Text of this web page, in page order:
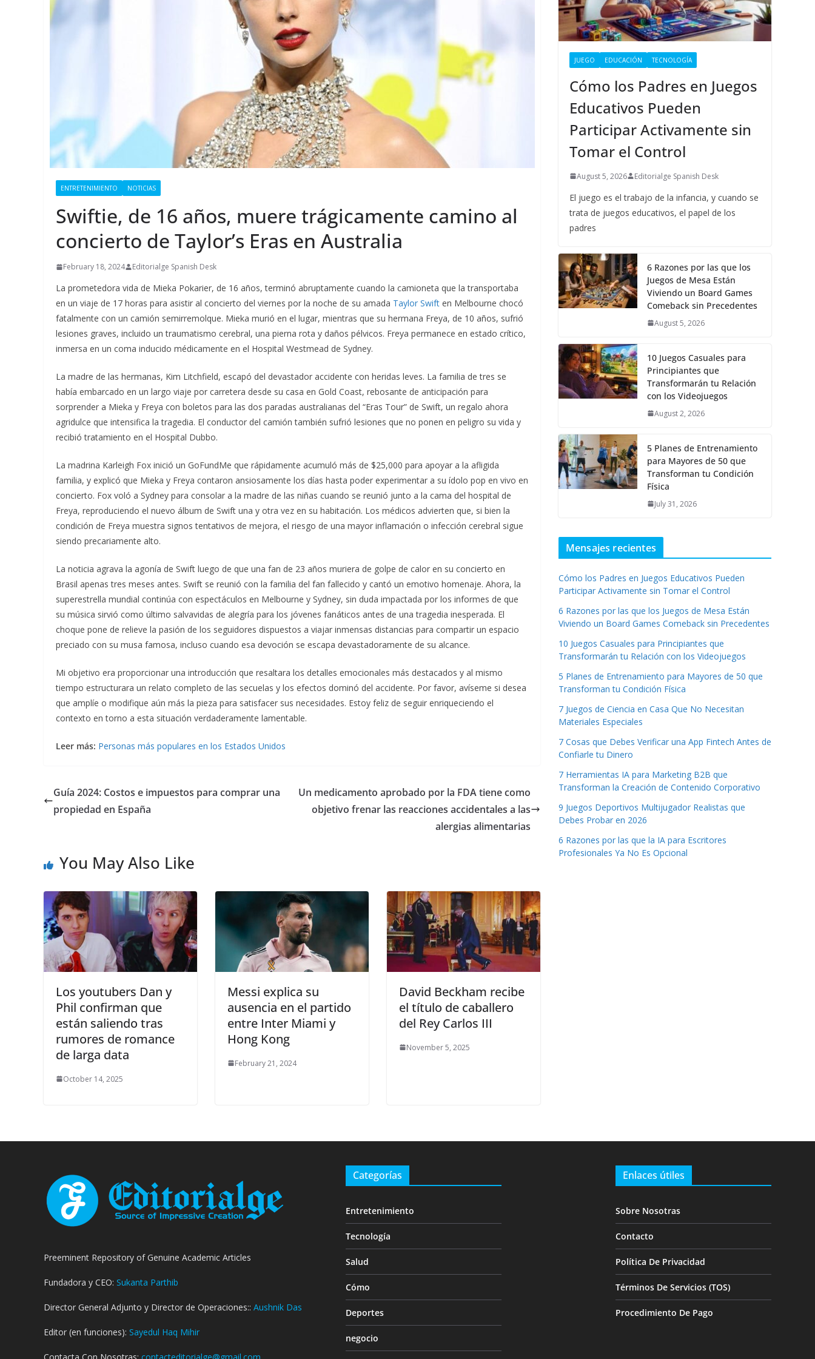
ENTRETENIMIENTO NOTICIAS
Swiftie, de 16 años, muere trágicamente camino al
concierto de Taylor’s Eras en Australia
February 18, 2024 Editorialge Spanish Desk
La prometedora vida de Mieka Pokarier, de 16 años, terminó abruptamente cuando la camioneta que la transportaba
en un viaje de 17 horas para asistir al concierto del viernes por la noche de su amada Taylor Swift en Melbourne chocó
fatalmente con un camión semirremolque. Mieka murió en el lugar, mientras que su hermana Freya, de 10 años, sufrió
lesiones graves, incluido un traumatismo cerebral, una pierna rota y daños pélvicos. Freya permanece en estado crítico,
inmersa en un coma inducido médicamente en el Hospital Westmead de Sydney.
La madre de las hermanas, Kim Litchfield, escapó del devastador accidente con heridas leves. La familia de tres se
había embarcado en un largo viaje por carretera desde su casa en Gold Coast, rebosante de anticipación para
sorprender a Mieka y Freya con boletos para las dos paradas australianas del “Eras Tour” de Swift, un regalo ahora
agridulce que intensifica la tragedia. El conductor del camión también sufrió lesiones que no ponen en peligro su vida y
recibió tratamiento en el Hospital Dubbo.
La madrina Karleigh Fox inició un GoFundMe que rápidamente acumuló más de $25,000 para apoyar a la afligida
familia, y explicó que Mieka y Freya contaron ansiosamente los días hasta poder experimentar a su ídolo pop en vivo en
concierto. Fox voló a Sydney para consolar a la madre de las niñas cuando se reunió junto a la cama del hospital de
Freya, reproduciendo el nuevo álbum de Swift una y otra vez en su habitación. Los médicos advierten que, si bien la
condición de Freya muestra signos tentativos de mejora, el riesgo de una mayor inflamación o infección cerebral sigue
siendo precariamente alto.
La noticia agrava la agonía de Swift luego de que una fan de 23 años muriera de golpe de calor en su concierto en
Brasil apenas tres meses antes. Swift se reunió con la familia del fan fallecido y cantó un emotivo homenaje. Ahora, la
superestrella mundial continúa con espectáculos en Melbourne y Sydney, sin duda impactada por los informes de que
su música sirvió como último salvavidas de alegría para los jóvenes fanáticos antes de una tragedia inesperada. El
choque pone de relieve la pasión de los seguidores dispuestos a viajar inmensas distancias para compartir un espacio
preciado con su musa famosa, incluso cuando esa devoción se escapa devastadoramente de su alcance.
Mi objetivo era proporcionar una introducción que resaltara los detalles emocionales más destacados y al mismo
tiempo estructurara un relato completo de las secuelas y los efectos dominó del accidente. Por favor, avíseme si desea
que amplíe o modifique aún más la pieza para satisfacer sus necesidades. Estoy feliz de seguir enriqueciendo el
contexto en torno a esta situación verdaderamente lamentable.
Leer más: Personas más populares en los Estados Unidos
Guía 2024: Costos e impuestos para comprar una
propiedad en España
Un medicamento aprobado por la FDA tiene como
objetivo frenar las reacciones accidentales a las
alergias alimentarias
You May Also Like
Los youtubers Dan y
Phil confirman que
están saliendo tras
rumores de romance
de larga data
October 14, 2025
Messi explica su
ausencia en el partido
entre Inter Miami y
Hong Kong
February 21, 2024
David Beckham recibe
el título de caballero
del Rey Carlos III
November 5, 2025
JUEGO EDUCACIÓN TECNOLOGÍA
Cómo los Padres en Juegos
Educativos Pueden
Participar Activamente sin
Tomar el Control
August 5, 2026 Editorialge Spanish Desk
El juego es el trabajo de la infancia, y cuando se
trata de juegos educativos, el papel de los
padres
6 Razones por las que los
Juegos de Mesa Están
Viviendo un Board Games
Comeback sin Precedentes
August 5, 2026
10 Juegos Casuales para
Principiantes que
Transformarán tu Relación
con los Videojuegos
August 2, 2026
5 Planes de Entrenamiento
para Mayores de 50 que
Transforman tu Condición
Física
July 31, 2026
Mensajes recientes
Cómo los Padres en Juegos Educativos Pueden
Participar Activamente sin Tomar el Control
6 Razones por las que los Juegos de Mesa Están
Viviendo un Board Games Comeback sin Precedentes
10 Juegos Casuales para Principiantes que
Transformarán tu Relación con los Videojuegos
5 Planes de Entrenamiento para Mayores de 50 que
Transforman tu Condición Física
7 Juegos de Ciencia en Casa Que No Necesitan
Materiales Especiales
7 Cosas que Debes Verificar una App Fintech Antes de
Confiarle tu Dinero
7 Herramientas IA para Marketing B2B que
Transforman la Creación de Contenido Corporativo
9 Juegos Deportivos Multijugador Realistas que
Debes Probar en 2026
6 Razones por las que la IA para Escritores
Profesionales Ya No Es Opcional
Preeminent Repository of Genuine Academic Articles
Fundadora y CEO: Sukanta Parthib
Director General Adjunto y Director de Operaciones:: Aushnik Das
Editor (en funciones): Sayedul Haq Mihir
Categorías
Entretenimiento
Tecnología
Salud
Cómo
Deportes
negocio
Enlaces útiles
Sobre Nosotras
Contacto
Política De Privacidad
Términos De Servicios (TOS)
Procedimiento De Pago